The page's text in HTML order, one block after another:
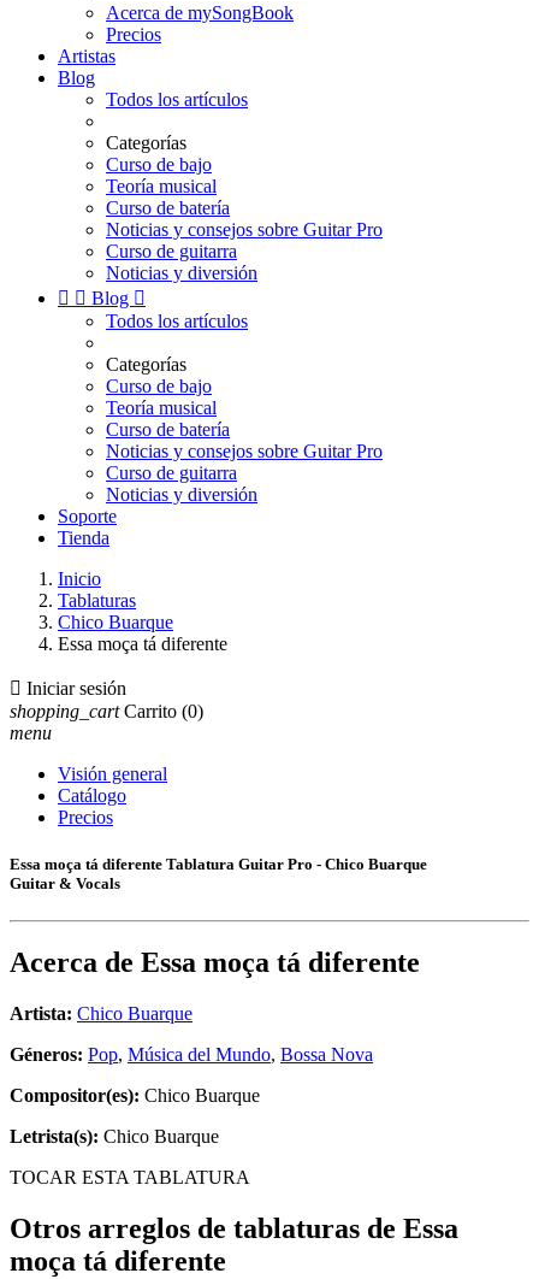
Acerca de mySongBook
Precios
Artistas
Blog
Todos los artículos
Categorías
Curso de bajo
Teoría musical
Curso de batería
Noticias y consejos sobre Guitar Pro
Curso de guitarra
Noticias y diversión
  Blog 
Todos los artículos
Categorías
Curso de bajo
Teoría musical
Curso de batería
Noticias y consejos sobre Guitar Pro
Curso de guitarra
Noticias y diversión
Soporte
Tienda
Inicio
Tablaturas
Chico Buarque
Essa moça tá diferente
 Iniciar sesión
shopping_cart Carrito (0)
menu
Visión general
Catálogo
Precios
Essa moça tá diferente Tablatura Guitar Pro - Chico Buarque
Guitar & Vocals
Acerca de Essa moça tá diferente
Artista: Chico Buarque
Géneros: Pop, Música del Mundo, Bossa Nova
Compositor(es): Chico Buarque
Letrista(s): Chico Buarque
TOCAR ESTA TABLATURA
Otros arreglos de tablaturas de Essa
moça tá diferente